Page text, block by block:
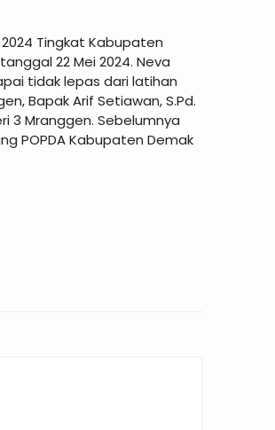
2024 Tingkat Kabupaten
22 Mei 2024. Neva
tidak lepas dari latihan
Bapak Arif Setiawan, S.Pd.
3 Mranggen. Sebelumnya
POPDA Kabupaten Demak